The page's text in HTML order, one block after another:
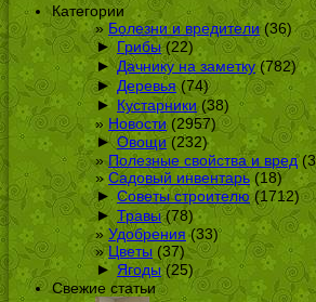
Категории
Болезни и вредители(36)
► Грибы(22)
► Дачнику на заметку (782)
► Деревья(74)
► Кустарники (38)
Новости(2957)
► Овощи(232)
Полезные свойства и вред
Садовый инвентарь(18)
► Советы строителю(1712)
► Травы(78)
Удобрения(33)
Цветы (37)
► Ягоды(25)
Свежие статьи